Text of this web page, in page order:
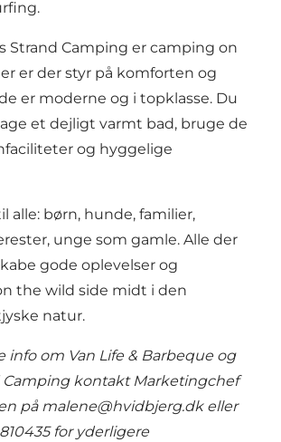
Strand Camping er camping on
er der styr på komforten og
er moderne og i topklasse. Du
et dejligt varmt bad, bruge de
og hyggelige
alle: børn, hunde, familier,
unge som gamle. Alle der
gode oplevelser og
the wild side midt i den
natur.
info om Van Life & Barbeque og
Camping kontakt Marketingchef
på malene@hvidbjerg.dkeller
for yderligere